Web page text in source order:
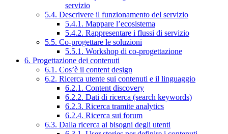
servizio
5.4. Descrivere il funzionamento del servizio
5.4.1. Mappare l’ecosistema
5.4.2. Rappresentare i flussi di servizio
5.5. Co-progettare le soluzioni
5.5.1. Workshop di co-progettazione
6. Progettazione dei contenuti
6.1. Cos’è il content design
6.2. Ricerca utente sui contenuti e il linguaggio
6.2.1. Content discovery
6.2.2. Dati di ricerca (search keywords)
6.2.3. Ricerca tramite analytics
6.2.4. Ricerca sui forum
6.3. Dalla ricerca ai bisogni degli utenti